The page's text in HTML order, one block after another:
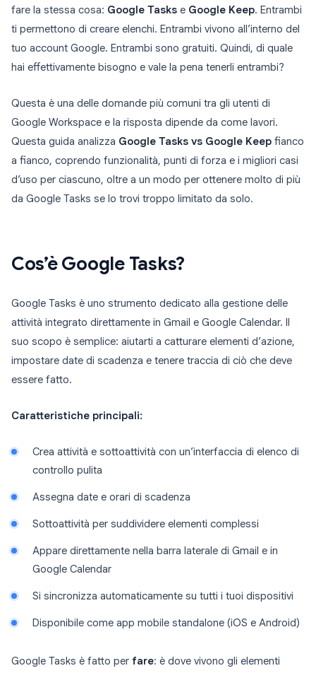
fare la stessa cosa: Google Tasks e Google Keep. Entrambi
ti permettono di creare elenchi. Entrambi vivono all’interno del
tuo account Google. Entrambi sono gratuiti. Quindi, di quale
hai effettivamente bisogno e vale la pena tenerli entrambi?
Questa è una delle domande più comuni tra gli utenti di
Google Workspace e la risposta dipende da come lavori.
Questa guida analizza Google Tasks vs Google Keep fianco
a fianco, coprendo funzionalità, punti di forza e i migliori casi
d’uso per ciascuno, oltre a un modo per ottenere molto di più
da Google Tasks se lo trovi troppo limitato da solo.
Cos’è Google Tasks?
Google Tasks è uno strumento dedicato alla gestione delle
attività integrato direttamente in Gmail e Google Calendar. Il
suo scopo è semplice: aiutarti a catturare elementi d’azione,
impostare date di scadenza e tenere traccia di ciò che deve
essere fatto.
Caratteristiche principali:
Crea attività e sottoattività con un’interfaccia di elenco di
controllo pulita
Assegna date e orari di scadenza
Sottoattività per suddividere elementi complessi
Appare direttamente nella barra laterale di Gmail e in
Google Calendar
Si sincronizza automaticamente su tutti i tuoi dispositivi
Disponibile come app mobile standalone (iOS e Android)
Google Tasks è fatto per fare: è dove vivono gli elementi